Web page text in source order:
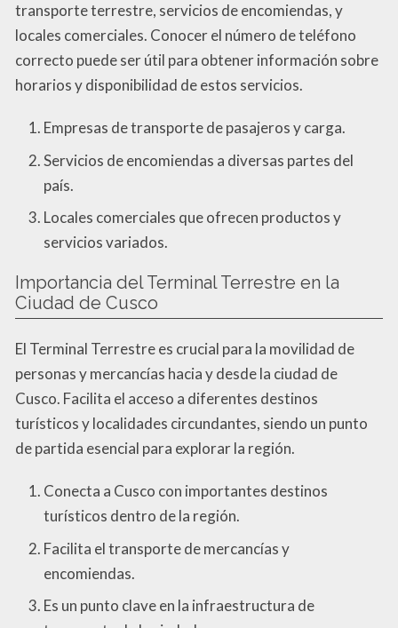
transporte terrestre, servicios de encomiendas, y
locales comerciales. Conocer el número de teléfono
correcto puede ser útil para obtener información sobre
horarios y disponibilidad de estos servicios.
Empresas de transporte de pasajeros y carga.
Servicios de encomiendas a diversas partes del
país.
Locales comerciales que ofrecen productos y
servicios variados.
Importancia del Terminal Terrestre en la
Ciudad de Cusco
El Terminal Terrestre es crucial para la movilidad de
personas y mercancías hacia y desde la ciudad de
Cusco. Facilita el acceso a diferentes destinos
turísticos y localidades circundantes, siendo un punto
de partida esencial para explorar la región.
Conecta a Cusco con importantes destinos
turísticos dentro de la región.
Facilita el transporte de mercancías y
encomiendas.
Es un punto clave en la infraestructura de